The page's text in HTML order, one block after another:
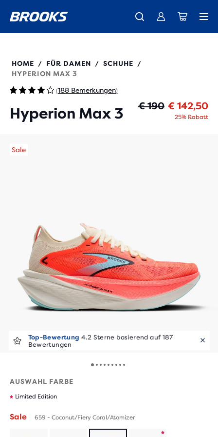
Kostenloser Versand für alle Bestellungen über € 100
Der brandneue Ghost Amp ist da - Shop Damen Herren
Wir präsentieren die neue Cascadia Kollektion - Jetzt kaufen
120455
HOME / FÜR DAMEN / SCHUHE
/
HYPERION MAX 3
(188 Bemerkungen)
Hyperion Max 3 € 190 € 142,50
25% Rabatt
Beliebt bei Läufer*innen20+ gekauft in den
letzten 7 Tagen
Top-Bewertung 4.2 Sterne basierend auf 187
Bewertungen
Sale
AUSWAHL FARBE
Limited Edition
Sale 659 - Coconut/Fiery Coral/Atomizer